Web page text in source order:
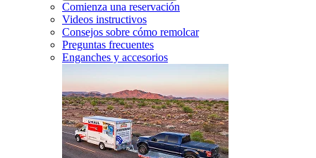
Comienza una reservación
Videos instructivos
Consejos sobre cómo remolcar
Preguntas frecuentes
Enganches y accesorios